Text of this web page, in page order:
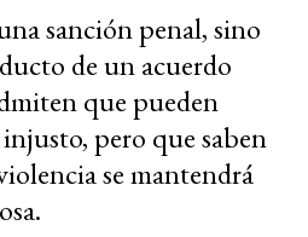
sanción penal, sino
de un acuerdo
que pueden
pero que saben
se mantendrá